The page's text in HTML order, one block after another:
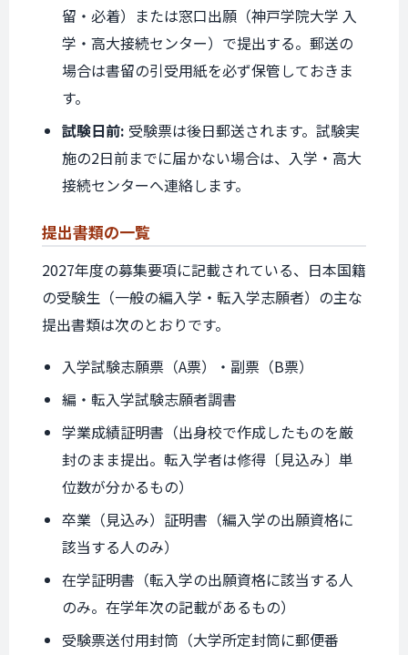
留・必着）または窓口出願（神戸学院大学 入
学・高大接続センター）で提出する。郵送の
場合は書留の引受用紙を必ず保管しておきま
す。
試験日前: 受験票は後日郵送されます。試験実
施の2日前までに届かない場合は、入学・高大
接続センターへ連絡します。
提出書類の一覧
2027年度の募集要項に記載されている、日本国籍
の受験生（一般の編入学・転入学志願者）の主な
提出書類は次のとおりです。
入学試験志願票（A票）・副票（B票）
編・転入学試験志願者調書
学業成績証明書（出身校で作成したものを厳
封のまま提出。転入学者は修得〔見込み〕単
位数が分かるもの）
卒業（見込み）証明書（編入学の出願資格に
該当する人のみ）
在学証明書（転入学の出願資格に該当する人
のみ。在学年次の記載があるもの）
受験票送付用封筒（大学所定封筒に郵便番